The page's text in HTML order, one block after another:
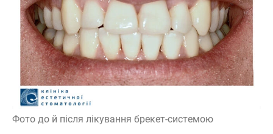
Фото до й після лікування брекет-системою